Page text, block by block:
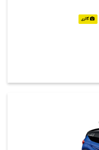
گالری